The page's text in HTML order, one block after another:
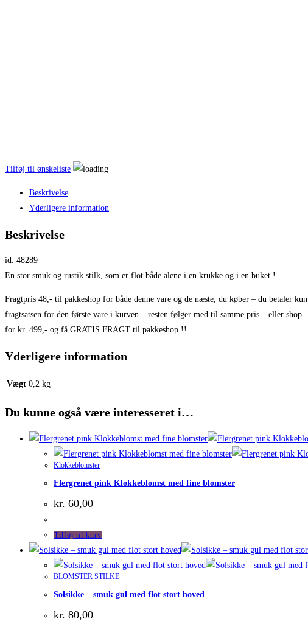
Tilføj til ønskeliste
Beskrivelse
Yderligere information
Beskrivelse
id. 48289
En stor smuk og rustik stilk, som er flot både alene i en krukke og i en buket !
Fragtpris 48,- til pakkeshop for både denne vare og de næste, du køber – du betaler kun
fragtsatsen for den første vare i kurven – resten følger med til samme pris – eller shop
for kr. 499,- og få GRATIS FRAGT til pakkeshop !!
Yderligere information
Vægt 0,2 kg
Du kunne også være interesseret i…
Klokkeblomster
Flergrenet pink Klokkeblomst med fine blomster
kr. 60,00
Tilføj til kurv
BLOMSTER STILKE
Solsikke – smuk gul med flot stort hoved
kr. 80,00